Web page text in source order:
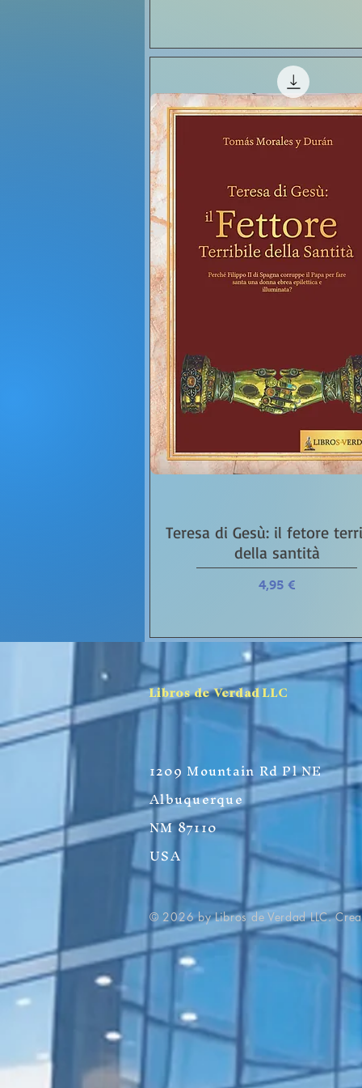
Vista rápida
Teresa di Gesù: il fetore
della santità
Precio
4,95 €
Libros de Verdad LLC
1209 Mountain Rd Pl NE
Albuquerque
NM 87110
USA
© 2026 by Libros de Verdad LLC.